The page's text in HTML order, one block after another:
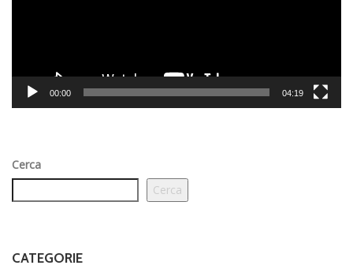
00:00 04:19
Cerca
Cerca
CATEGORIE